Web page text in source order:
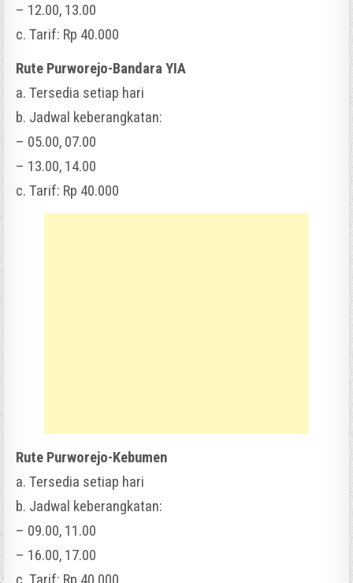
– 12.00, 13.00
c. Tarif: Rp 40.000
Rute Purworejo-Bandara YIA
a. Tersedia setiap hari
b. Jadwal keberangkatan:
– 05.00, 07.00
– 13.00, 14.00
c. Tarif: Rp 40.000
Rute Purworejo-Kebumen
a. Tersedia setiap hari
b. Jadwal keberangkatan:
– 09.00, 11.00
– 16.00, 17.00